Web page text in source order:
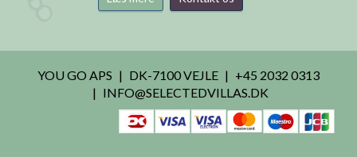
YOU GO APS DK-7100 VEJLE
+45 2032 0313
INFO@SELECTEDVILLAS.DK